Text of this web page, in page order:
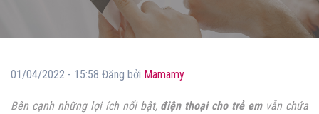
01/04/2022 - 15:58 Đăng bởi Mamamy
Bên cạnh những lợi ích nổi bật, điện thoại cho trẻ emvẫn chứa